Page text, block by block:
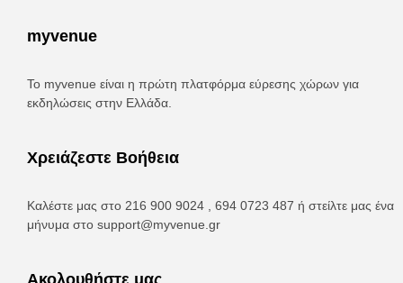
myvenue
Το myvenue είναι η πρώτη πλατφόρμα εύρεσης χώρων για
εκδηλώσεις στην Ελλάδα.
Χρειάζεστε Βοήθεια
Καλέστε μας στο 216 900 9024 , 694 0723 487 ή στείλτε μας ένα
μήνυμα στο support@myvenue.gr